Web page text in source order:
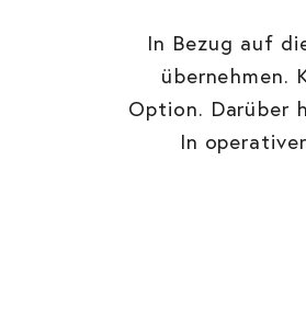
In Bezug auf
übernehmen.
Option. Darüber
In